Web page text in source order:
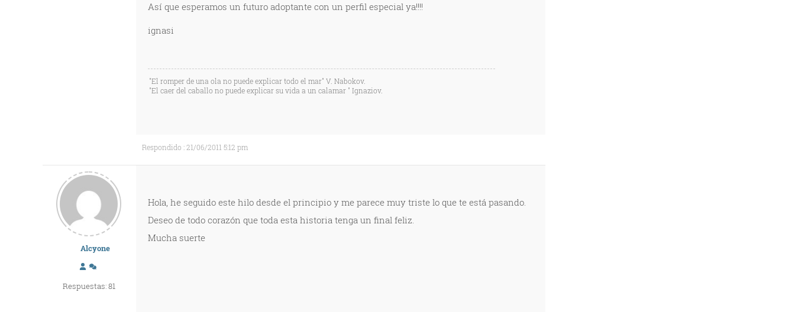
Así que esperamos un futuro adoptante con un perfil especial ya!!!!
ignasi
"El romper de una ola no puede explicar todo el mar" V. Nabokov.
"El caer del caballo no puede explicar su vida a un calamar " Ignaziov.
Respondido : 21/06/2011 5:12 pm
Alcyone
Respuestas: 81
Hola, he seguido este hilo desde el principio y me parece muy triste lo que te está pasando.
Deseo de todo corazón que toda esta historia tenga un final feliz.
Mucha suerte